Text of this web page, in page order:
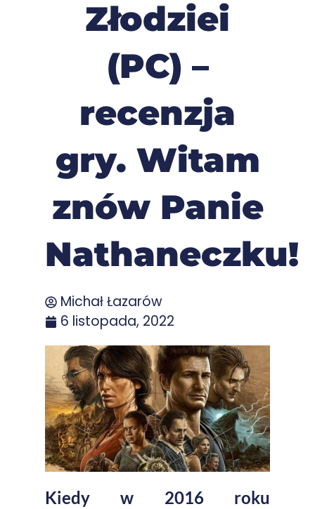
Złodziei
(PC) –
recenzja
gry. Witam
znów Panie
Nathaneczku!
Michał Łazarów
6 listopada, 2022
Kiedy w 2016 roku